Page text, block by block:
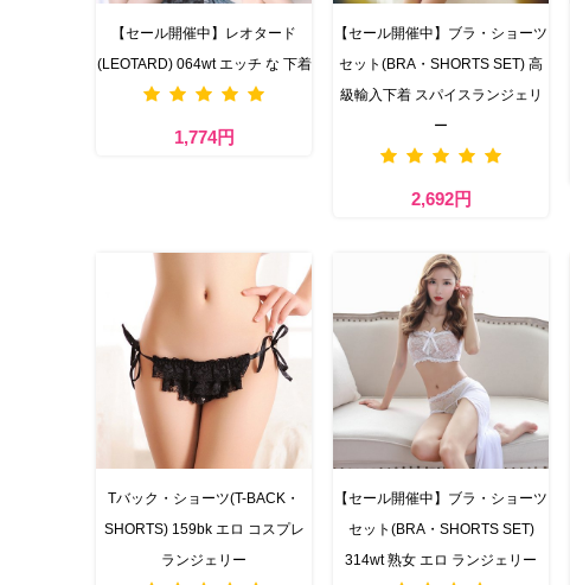
【セール開催中】レオタード
(LEOTARD) 064wt エッチ な 下着
1,774円
【セール開催中】ブラ・ショーツ
セット(BRA・SHORTS SET) 高
級輸入下着 スパイスランジェリ
ー
2,692円
Tバック・ショーツ(T-BACK・
SHORTS) 159bk エロ コスプレ
ランジェリー
【セール開催中】ブラ・ショーツ
セット(BRA・SHORTS SET)
314wt 熟女 エロ ランジェリー